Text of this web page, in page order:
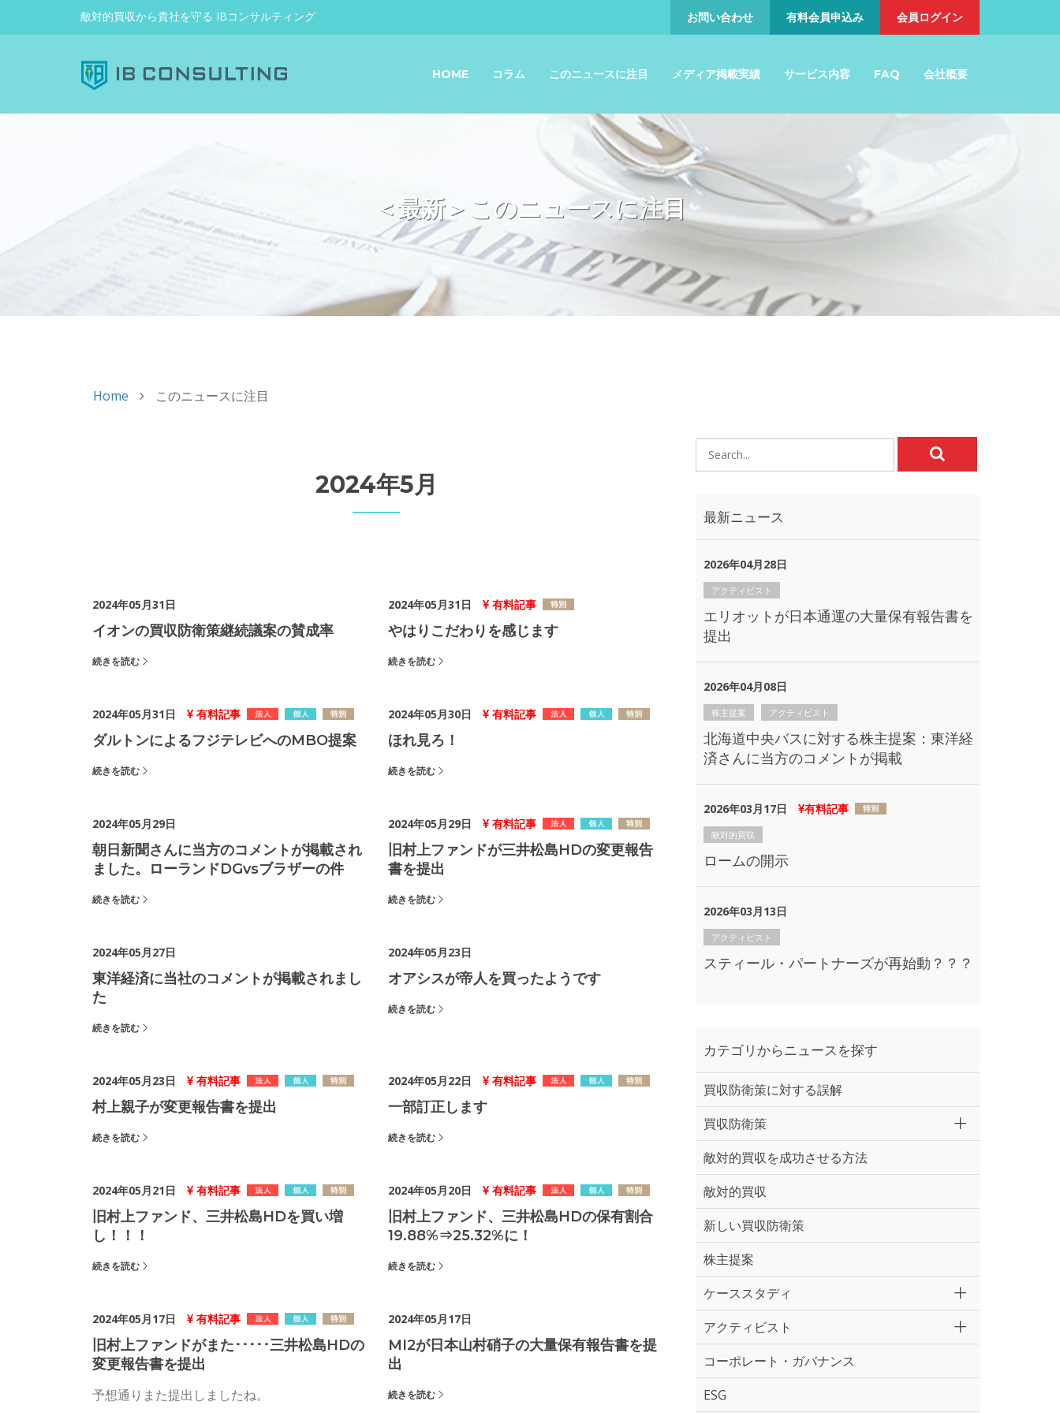
敵対的買収から貴社を守る IBコンサルティング 会員ログイン
有料会員申込み
お問い合わせ
HOME コラム このニュースに注目 メディア掲載実績 サービス内容 FAQ 会社概要
＜最新＞このニュースに注目
Home このニュースに注目
2024年5月
2024年05月31日
イオンの買収防衛策継続議案の賛成率
続きを読む
2024年05月31日 有料記事
やはりこだわりを感じます
続きを読む
2024年05月31日 有料記事
ダルトンによるフジテレビへのMBO提案
続きを読む
2024年05月30日 有料記事
ほれ見ろ！
続きを読む
2024年05月29日
朝日新聞さんに当方のコメントが掲載され
ました。ローランドDGvsブラザーの件
続きを読む
2024年05月29日 有料記事
旧村上ファンドが三井松島HDの変更報告
書を提出
続きを読む
2024年05月27日
東洋経済に当社のコメントが掲載されまし
た
続きを読む
2024年05月23日
オアシスが帝人を買ったようです
続きを読む
2024年05月23日 有料記事
村上親子が変更報告書を提出
続きを読む
2024年05月22日 有料記事
一部訂正します
続きを読む
2024年05月21日 有料記事
旧村上ファンド、三井松島HDを買い増
し！！！
続きを読む
2024年05月20日 有料記事
旧村上ファンド、三井松島HDの保有割合
19.88%⇒25.32%に！
続きを読む
2024年05月17日 有料記事
旧村上ファンドがまた･････三井松島HDの
変更報告書を提出
予想通りまた提出しましたね。
2024年05月17日
MI2が日本山村硝子の大量保有報告書を提
出
続きを読む
最新ニュース
2026年04月28日
アクティビスト
エリオットが日本通運の大量保有報告書を
提出
2026年04月08日
株主提案 アクティビスト
北海道中央バスに対する株主提案：東洋経
済さんに当方のコメントが掲載
2026年03月17日 有料記事
敵対的買収
ロームの開示
2026年03月13日
アクティビスト
スティール・パートナーズが再始動？？？
カテゴリからニュースを探す
買収防衛策に対する誤解
買収防衛策
敵対的買収を成功させる方法
敵対的買収
新しい買収防衛策
株主提案
ケーススタディ
アクティビスト
コーポレート・ガバナンス
ESG